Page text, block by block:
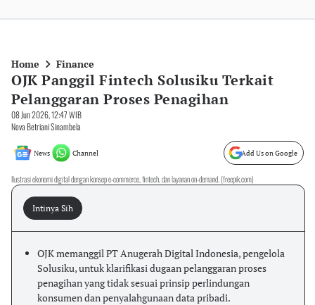
Home Finance
OJK Panggil Fintech Solusiku Terkait
Pelanggaran Proses Penagihan
08 Jun 2026, 12:47 WIB
Nova Betriani Sinambela
News Channel Add Us on Google
Ilustrasi ekonomi digital dengan konsep e-commerce, fintech, dan layanan on-demand. (freepik.com)
Intinya Sih
OJK memanggil PT Anugerah Digital Indonesia, pengelola
Solusiku, untuk klarifikasi dugaan pelanggaran proses
penagihan yang tidak sesuai prinsip perlindungan
konsumen dan penyalahgunaan data pribadi.